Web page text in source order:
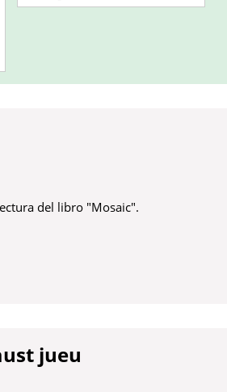
del libro "Mosaic".
jueu